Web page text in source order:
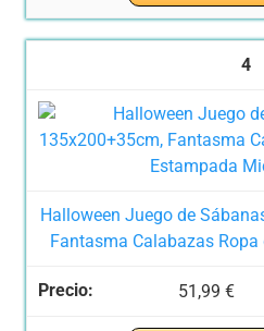
4
Halloween Juego de
Fantasma Calabazas
51,99 €